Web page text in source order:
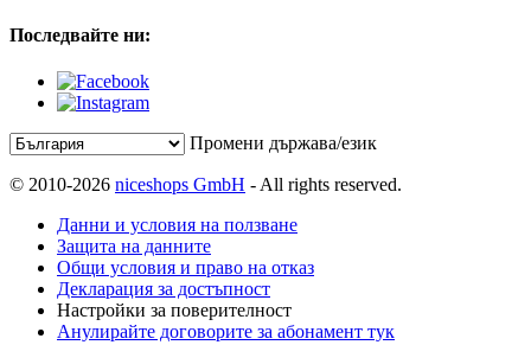
Последвайте ни:
Промени държава/език
© 2010-2026 niceshops GmbH - All rights reserved.
Данни и условия на ползване
Защита на данните
Общи условия и право на отказ
Декларация за достъпност
Настройки за поверителност
Анулирайте договорите за абонамент тук